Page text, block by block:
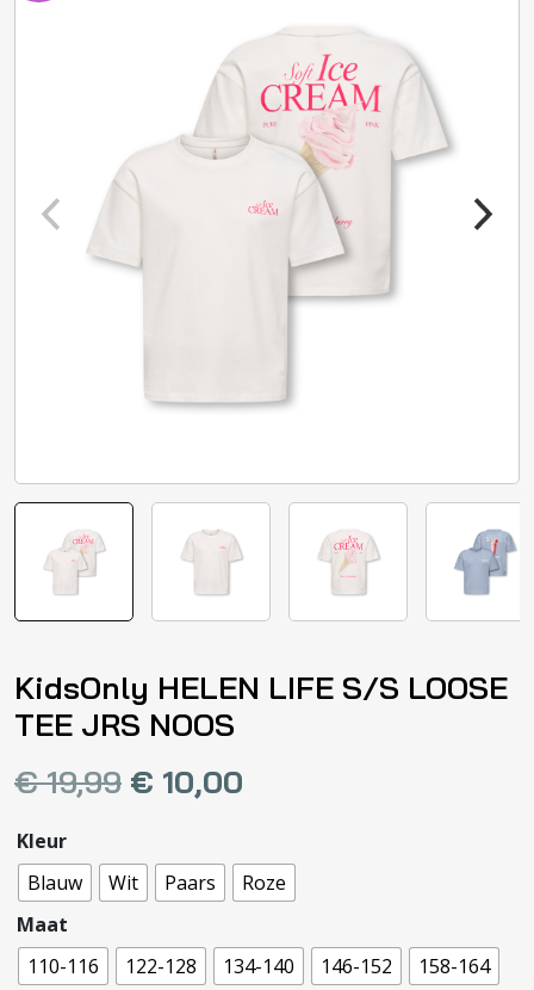
KidsOnly HELEN LIFE S/S LOOSE
TEE JRS NOOS
€19,99 € 10,00
Kleur
Blauw
Wit Paars
Roze
Maat
110-116
122-128 134-140 146-152 158-164